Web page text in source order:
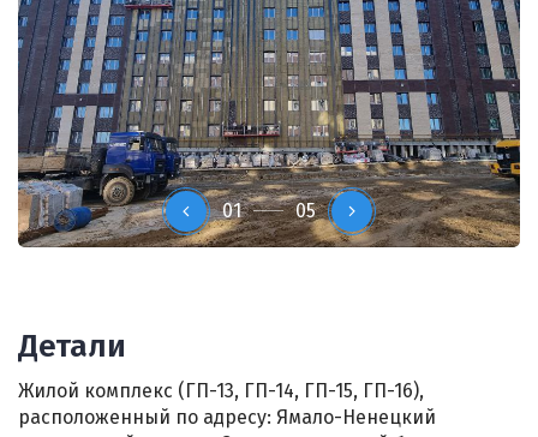
01 05
Детали
Жилой комплекс (ГП-13, ГП-14, ГП-15, ГП-16),
расположенный по адресу: Ямало-Ненецкий